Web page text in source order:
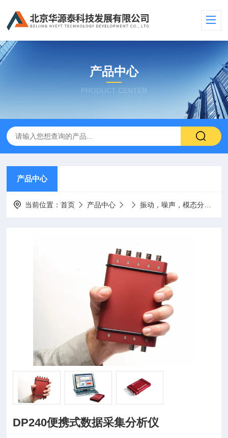
产品中心
PRODUCT CENTER
产品中心
当前位置：首页 产品中心 振动，噪声，模态分析硬件
DP240便携式数据采集分析仪